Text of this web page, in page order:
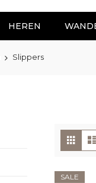
HEREN
Slippers
als
Foto-
tabel
SALE